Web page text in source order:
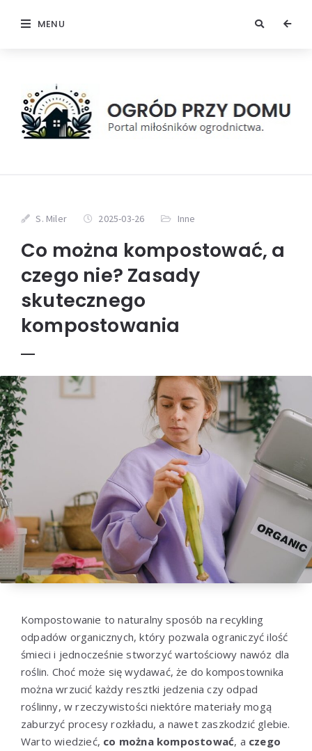
MENU
S. Miler 2025-03-26 Inne
Co można kompostować, a
czego nie? Zasady
skutecznego
kompostowania
Kompostowanie to naturalny sposób na recykling
odpadów organicznych, który pozwala ograniczyć ilość
śmieci i jednocześnie stworzyć wartościowy nawóz dla
roślin. Choć może się wydawać, że do kompostownika
można wrzucić każdy resztki jedzenia czy odpad
roślinny, w rzeczywistości niektóre materiały mogą
zaburzyć procesy rozkładu, a nawet zaszkodzić glebie.
Warto wiedzieć, co można kompostować, a czego